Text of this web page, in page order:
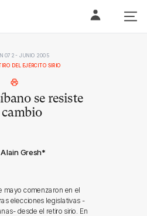
072 - JUNIO 2005
DEL EJÉRCITO SIRIO
se resiste
cambio
Gresh*
mayo comenzaron en el
elecciones legislativas -
desde el retiro sirio. En